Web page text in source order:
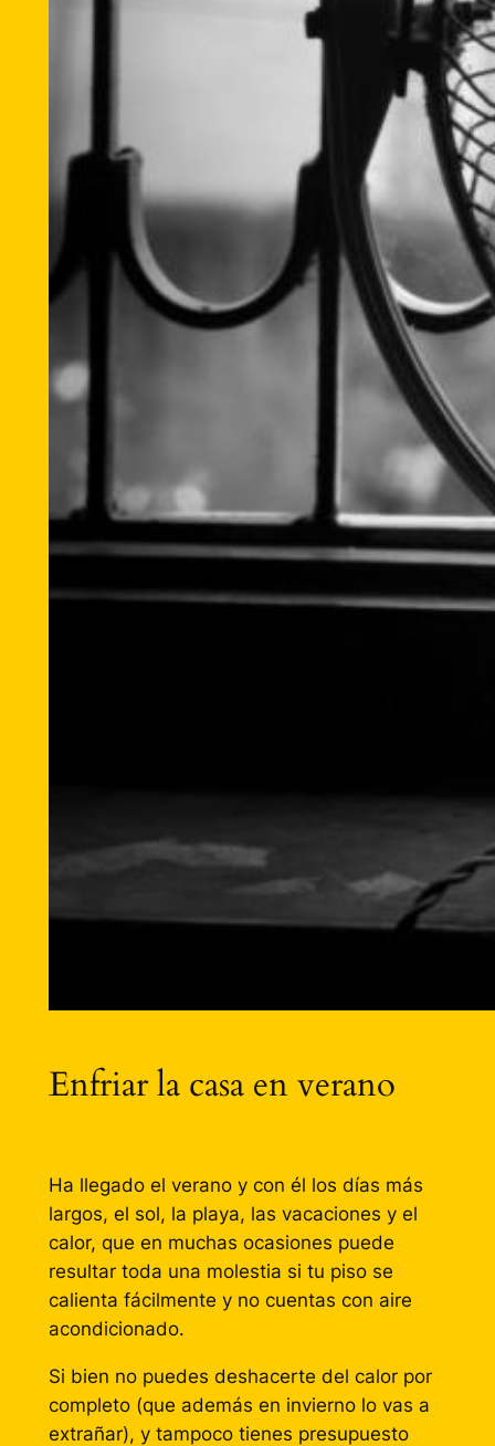
Enfriar la casa en verano
Ha llegado el verano y con él los días más
largos, el sol, la playa, las vacaciones y el
calor, que en muchas ocasiones puede
resultar toda una molestia si tu piso se
calienta fácilmente y no cuentas con aire
acondicionado.
Si bien no puedes deshacerte del calor por
completo (que además en invierno lo vas a
extrañar), y tampoco tienes presupuesto